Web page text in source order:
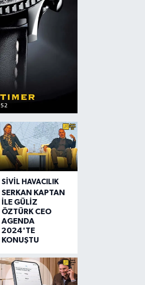
SIVIL HAVACILIK
SERKAN KAPTAN
İLE GÜLİZ
ÖZTÜRK CEO
AGENDA
2024'TE
KONUŞTU